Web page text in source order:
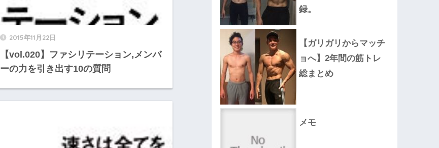
2015年11月22日
【vol.020】ファシリテーション,メンバ
ーの力を引き出す10の質問
録。
【ガリガリからマッチ
ョへ】2年間の筋トレ
総まとめ
メモ